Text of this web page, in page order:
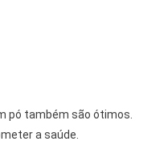
pó também são ótimos.
a saúde.